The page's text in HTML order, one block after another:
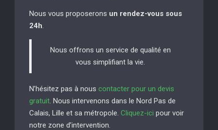
Nous vous proposerons un rendez-vous sous
24h.
Nous offrons un service de qualité en
vous simplifiant la vie.
N’hésitez pas à nous contacter pour un devis
gratuit. Nous intervenons dans le Nord Pas de
Calais, Lille et sa métropole. Cliquez-ici pour voir
notre zone d’intervention.